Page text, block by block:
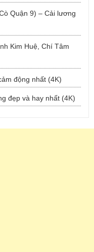
Quận 9) – Cải lương
Kim Huệ, Chí Tâm
động nhất (4K)
đẹp và hay nhất (4K)